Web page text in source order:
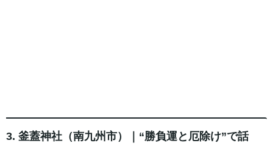
3. 釜蓋神社（南九州市）｜“勝負運と厄除け”で話